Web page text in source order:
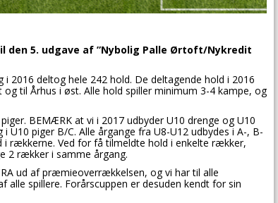
den 5. udgave af ”Nybolig Palle Ørtoft/Nykredit
2016 deltog hele 242 hold. De deltagende hold i 2016
til Århus i øst. Alle hold spiller minimum 3-4 kampe, og
BEMÆRK at vi i 2017 udbyder U10 drenge og U10
piger B/C. Alle årgange fra U8-U12 udbydes i A-, B-
rækkerne. Ved for få tilmeldte hold i enkelte rækker,
2 rækker i samme årgang.
ud af præmieoverrækkelsen, og vi har til alle
spillere. Forårscuppen er desuden kendt for sin